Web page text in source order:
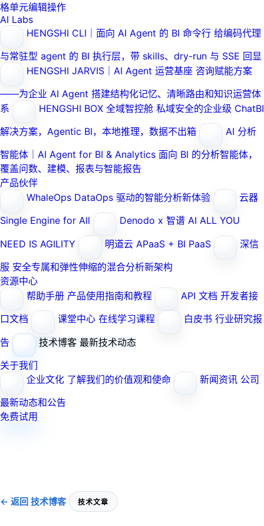
格单元编辑操作
AI Labs
HENGSHI CLI｜面向 AI Agent 的 BI 命令行 给编码代理
与常驻型 agent 的 BI 执行层，带 skills、dry-run 与 SSE 回显
HENGSHI JARVIS｜AI Agent 运营基座 咨询赋能方案
——为企业 AI Agent 搭建结构化记忆、清晰路由和知识运营体
系
HENGSHI BOX 全域智控舱 私域安全的企业级 ChatBI
解决方案，Agentic BI，本地推理，数据不出箱
AI 分析
智能体｜AI Agent for BI & Analytics 面向 BI 的分析智能体，
覆盖问数、建模、报表与智能报告
产品伙伴
WhaleOps DataOps 驱动的智能分析新体验
云器
Single Engine for All
Denodo x 智谱 AI ALL YOU
NEED IS AGILITY
明道云 APaaS + BI PaaS
深信
服 安全专属和弹性伸缩的混合分析新架构
资源中心
帮助手册 产品使用指南和教程 API 文档 开发者接
口文档
课堂中心 在线学习课程 白皮书 行业研究报
告
技术博客 最新技术动态
关于我们
企业文化 了解我们的价值观和使命 新闻资讯 公司
最新动态和公告
免费试用
← 返回 技术博客 技术文章